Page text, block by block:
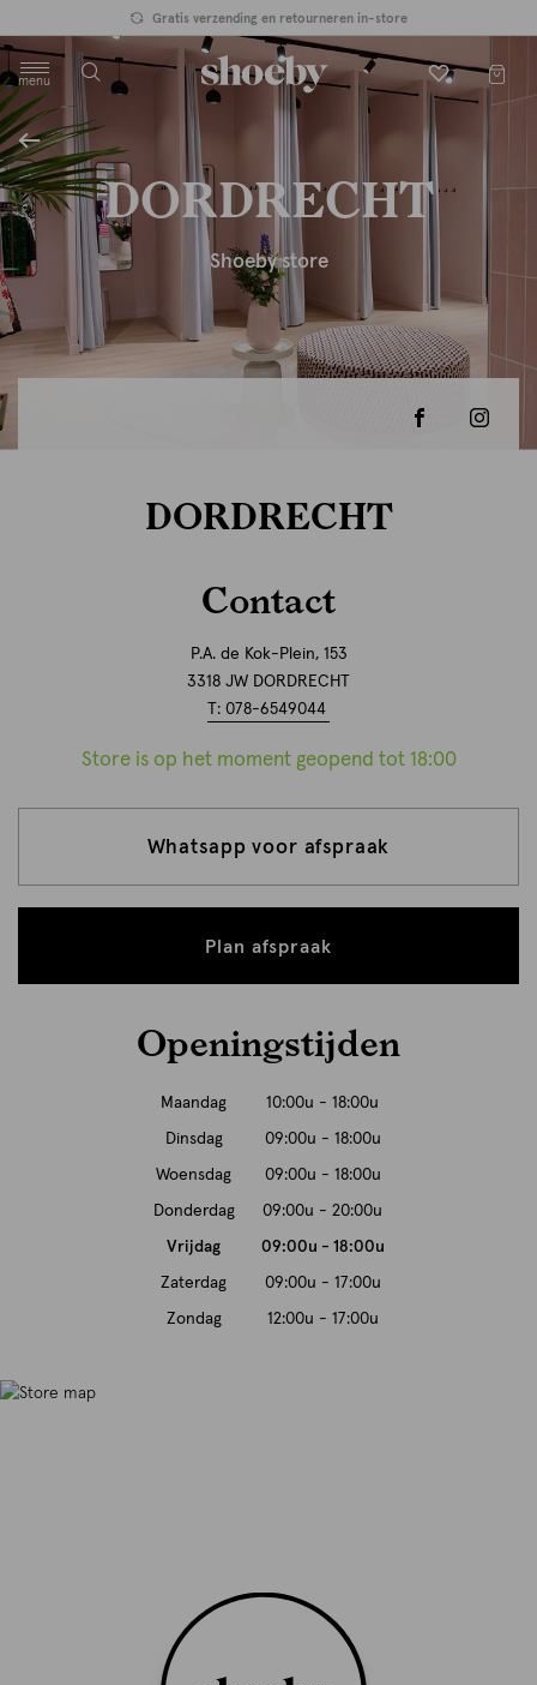
Gratis verzending en retourneren in-store
menu
label.header.toggle
DORDRECHT
Shoeby store
DORDRECHT
Contact
P.A. de Kok-Plein, 153
3318 JW DORDRECHT
T: 078-6549044
Store is op het moment geopend tot 18:00
Whatsapp voor afspraak
Plan afspraak
Openingstijden
Maandag 10:00u - 18:00u
Dinsdag 09:00u - 18:00u
Woensdag 09:00u - 18:00u
Donderdag 09:00u - 20:00u
Vrijdag 09:00u - 18:00u
Zaterdag 09:00u - 17:00u
Zondag 12:00u - 17:00u